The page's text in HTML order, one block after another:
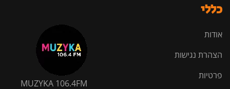
כללי
אודות
הצהרת נגישות
פרטיות
MUZYKA 106.4FM